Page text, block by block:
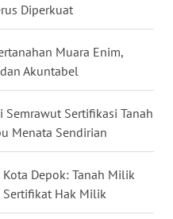
Diperkuat
Muara Enim,
Akuntabel
Sertifikasi Tanah
Menata Sendirian
Depok: Tanah Milik
Sertifikat Hak Milik